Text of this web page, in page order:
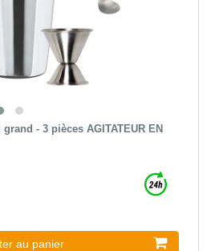
- 3 pièces AGITATEUR EN
au panier